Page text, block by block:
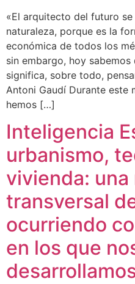
«El arquitecto del futuro
naturaleza, porque es la
económica de todos los
sin embargo, hoy
significa, sobre todo,
Antoni Gaudí Durante este
hemos […]
Inteligencia
urbanismo,
vivienda:
transversal
ocurriendo
en los que